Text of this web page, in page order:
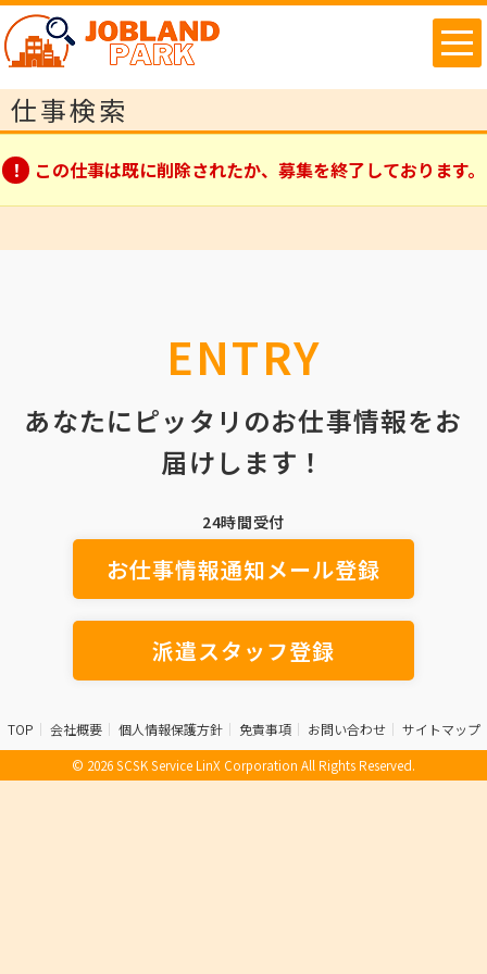
仕事検索
この仕事は既に削除されたか、募集を終了しております。
ENTRY
あなたにピッタリのお仕事情報をお
届けします！
24時間受付
お仕事情報通知メール登録
派遣スタッフ登録
TOP 会社概要 個人情報保護方針 免責事項 お問い合わせ
サイトマップ
© 2026 SCSK Service LinX Corporation All Rights Reserved.